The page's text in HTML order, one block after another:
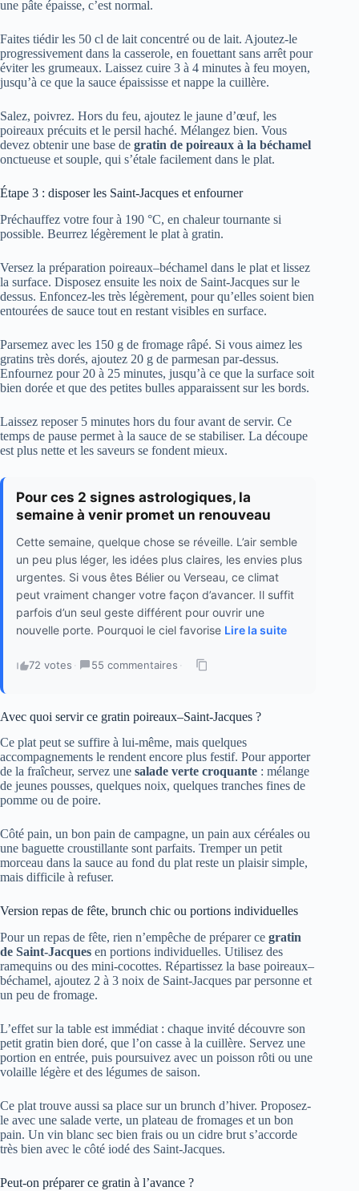
une pâte épaisse, c’est normal.
Faites tiédir les 50 cl de lait concentré ou de lait. Ajoutez-le
progressivement dans la casserole, en fouettant sans arrêt pour
éviter les grumeaux. Laissez cuire 3 à 4 minutes à feu moyen,
jusqu’à ce que la sauce épaississe et nappe la cuillère.
Salez, poivrez. Hors du feu, ajoutez le jaune d’œuf, les
poireaux précuits et le persil haché. Mélangez bien. Vous
devez obtenir une base de gratin de poireaux à la béchamel
onctueuse et souple, qui s’étale facilement dans le plat.
Étape 3 : disposer les Saint-Jacques et enfourner
Préchauffez votre four à 190 °C, en chaleur tournante si
possible. Beurrez légèrement le plat à gratin.
Versez la préparation poireaux–béchamel dans le plat et lissez
la surface. Disposez ensuite les noix de Saint-Jacques sur le
dessus. Enfoncez-les très légèrement, pour qu’elles soient bien
entourées de sauce tout en restant visibles en surface.
Parsemez avec les 150 g de fromage râpé. Si vous aimez les
gratins très dorés, ajoutez 20 g de parmesan par-dessus.
Enfournez pour 20 à 25 minutes, jusqu’à ce que la surface soit
bien dorée et que des petites bulles apparaissent sur les bords.
Laissez reposer 5 minutes hors du four avant de servir. Ce
temps de pause permet à la sauce de se stabiliser. La découpe
est plus nette et les saveurs se fondent mieux.
Pour ces 2 signes astrologiques, la
semaine à venir promet un renouveau
Cette semaine, quelque chose se réveille. L’air semble
un peu plus léger, les idées plus claires, les envies plus
urgentes. Si vous êtes Bélier ou Verseau, ce climat
peut vraiment changer votre façon d’avancer. Il suffit
parfois d’un seul geste différent pour ouvrir une
nouvelle porte. Pourquoi le ciel favorise Lire la suite
72 votes · 55 commentaires ·
Avec quoi servir ce gratin poireaux–Saint-Jacques ?
Ce plat peut se suffire à lui-même, mais quelques
accompagnements le rendent encore plus festif. Pour apporter
de la fraîcheur, servez une salade verte croquante : mélange
de jeunes pousses, quelques noix, quelques tranches fines de
pomme ou de poire.
Côté pain, un bon pain de campagne, un pain aux céréales ou
une baguette croustillante sont parfaits. Tremper un petit
morceau dans la sauce au fond du plat reste un plaisir simple,
mais difficile à refuser.
Version repas de fête, brunch chic ou portions individuelles
Pour un repas de fête, rien n’empêche de préparer ce gratin
de Saint-Jacques en portions individuelles. Utilisez des
ramequins ou des mini-cocottes. Répartissez la base poireaux–
béchamel, ajoutez 2 à 3 noix de Saint-Jacques par personne et
un peu de fromage.
L’effet sur la table est immédiat : chaque invité découvre son
petit gratin bien doré, que l’on casse à la cuillère. Servez une
portion en entrée, puis poursuivez avec un poisson rôti ou une
volaille légère et des légumes de saison.
Ce plat trouve aussi sa place sur un brunch d’hiver. Proposez-
le avec une salade verte, un plateau de fromages et un bon
pain. Un vin blanc sec bien frais ou un cidre brut s’accorde
très bien avec le côté iodé des Saint-Jacques.
Peut-on préparer ce gratin à l’avance ?